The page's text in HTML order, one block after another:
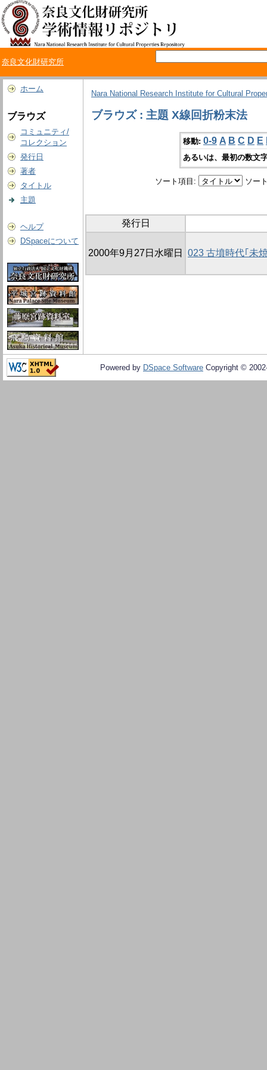
奈良文化財研究所
ホーム
ブラウズ
コミュニティ/
コレクション
発行日
著者
タイトル
主題
ヘルプ
DSpaceについて
Nara National Research Institute for Cultural
ブラウズ : 主題 X線回折粉末法
移動: 0-9 A B C D E
あるいは、最初の数文
ソート項目: ソー
発行日
2000年9月27日水曜日 023 古墳時代｢未
Powered by DSpace Software Copyright ©